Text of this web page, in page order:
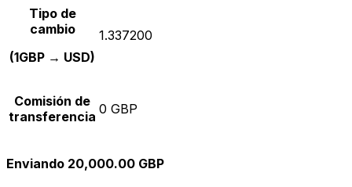
Tipo de
cambio
(1GBP → USD)
1.337200
Comisión de
transferencia 0 GBP
Enviando 20,000.00 GBP